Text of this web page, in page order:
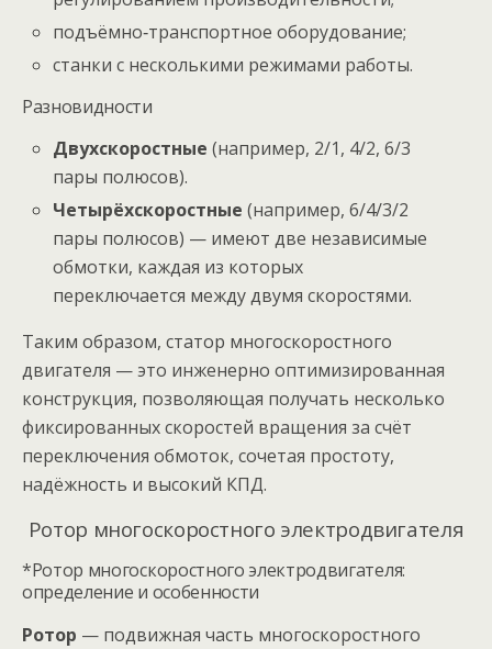
подъёмно‑транспортное оборудование;
станки с несколькими режимами работы.
Разновидности
Двухскоростные (например, 2/1, 4/2, 6/3
пары полюсов).
Четырёхскоростные (например, 6/4/3/2
пары полюсов) — имеют две независимые
обмотки, каждая из которых
переключается между двумя скоростями.
Таким образом, статор многоскоростного
двигателя — это инженерно оптимизированная
конструкция, позволяющая получать несколько
фиксированных скоростей вращения за счёт
переключения обмоток, сочетая простоту,
надёжность и высокий КПД.
Ротор многоскоростного электродвигателя
*Ротор многоскоростного электродвигателя:
определение и особенности
Ротор — подвижная часть многоскоростного